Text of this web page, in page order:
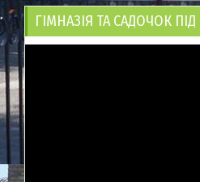
ГІМНАЗІЯ ТА САДОЧОК